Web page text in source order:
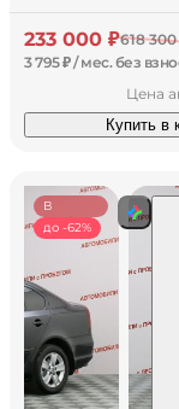
233 000 ₽618 300
3 795 ₽ / мес. без
Цена
Купить в
В
наличии
до -62%